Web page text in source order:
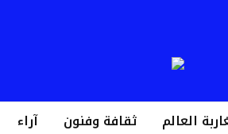
العالم ثقافة وفنون آراء